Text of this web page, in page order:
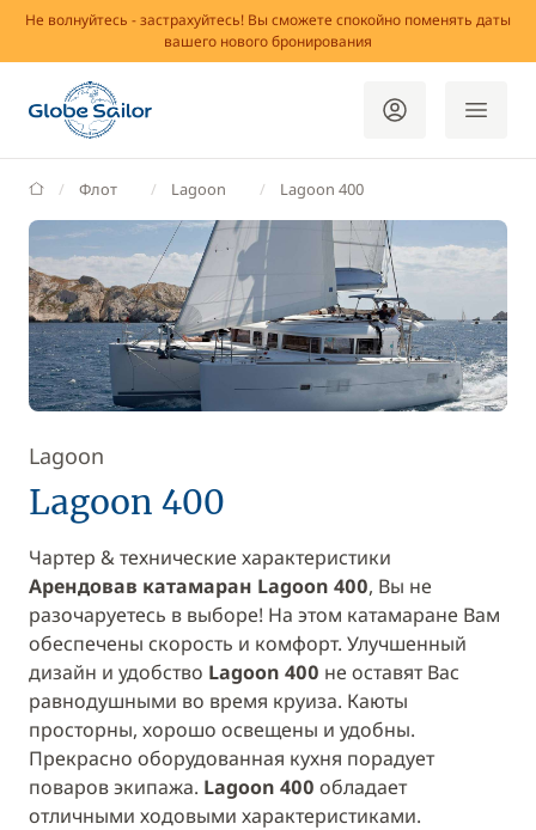
Не волнуйтесь - застрахуйтесь! Вы сможете спокойно поменять даты
вашего нового бронирования
GlobeSailor
Флот Lagoon Lagoon 400
Lagoon
Lagoon 400
Чартер & технические характеристики
Арендовав катамаран Lagoon 400, Вы не
разочаруетесь в выборе! На этом катамаране Вам
обеспечены скорость и комфорт. Улучшенный
дизайн и удобство Lagoon 400 не оставят Вас
равнодушными во время круиза. Каюты
просторны, хорошо освещены и удобны.
Прекрасно оборудованная кухня порадует
поваров экипажа. Lagoon 400 обладает
отличными ходовыми характеристиками.